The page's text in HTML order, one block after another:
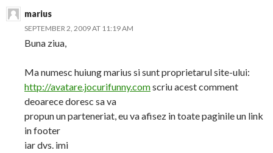
marius
SEPTEMBER 2, 2009 AT 11:19 AM
Buna ziua,
Ma numesc huiung marius si sunt proprietarul site-ului:
http://avatare.jocurifunny.comscriu acest comment
deoarece doresc sa va
propun un parteneriat, eu va afisez in toate paginile un link
in footer
iar dvs. imi